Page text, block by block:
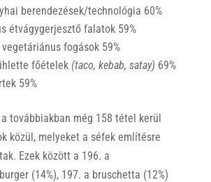
berendezések/technológia 60%
étvágygerjesztő falatok 59%
fogások 59%
főételek (taco, kebab, satay) 69%
59%
továbbiakban még 158 tétel kerül
közül, melyeket a séfek említésre
Ezek között a 196. a
(14%), 197. a bruschetta (12%)